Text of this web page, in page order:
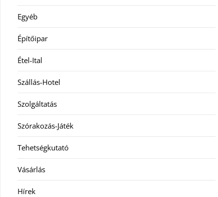
Egyéb
Építőipar
Étel-Ital
Szállás-Hotel
Szolgáltatás
Szórakozás-Játék
Tehetségkutató
Vásárlás
Hírek